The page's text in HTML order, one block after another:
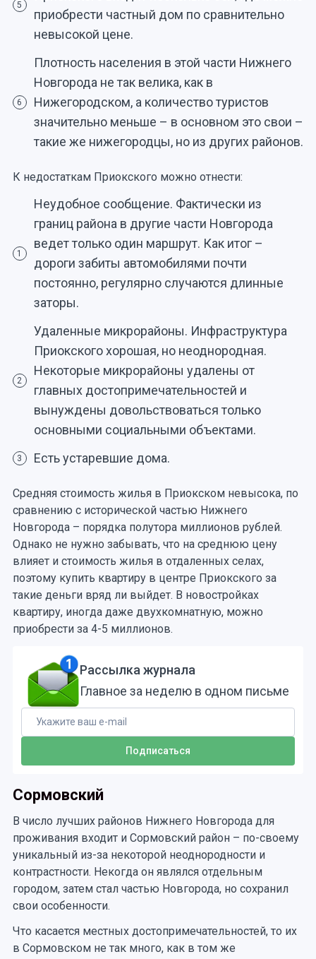
5
приобрести частный дом по сравнительно
невысокой цене.
6
Плотность населения в этой части Нижнего
Новгорода не так велика, как в
Нижегородском, а количество туристов
значительно меньше – в основном это свои –
такие же нижегородцы, но из других районов.
К недостаткам Приокского можно отнести:
1
Неудобное сообщение. Фактически из
границ района в другие части Новгорода
ведет только один маршрут. Как итог –
дороги забиты автомобилями почти
постоянно, регулярно случаются длинные
заторы.
2
Удаленные микрорайоны. Инфраструктура
Приокского хорошая, но неоднородная.
Некоторые микрорайоны удалены от
главных достопримечательностей и
вынуждены довольствоваться только
основными социальными объектами.
3 Есть устаревшие дома.
Средняя стоимость жилья в Приокском невысока, по
сравнению с исторической частью Нижнего
Новгорода – порядка полутора миллионов рублей.
Однако не нужно забывать, что на среднюю цену
влияет и стоимость жилья в отдаленных селах,
поэтому купить квартиру в центре Приокского за
такие деньги вряд ли выйдет. В новостройках
квартиру, иногда даже двухкомнатную, можно
приобрести за 4-5 миллионов.
Рассылка журнала
Главное за неделю в одном письме
Сормовский
В число лучших районов Нижнего Новгорода для
проживания входит и Сормовский район – по-своему
уникальный из-за некоторой неоднородности и
контрастности. Некогда он являлся отдельным
городом, затем стал частью Новгорода, но сохранил
свои особенности.
Что касается местных достопримечательностей, то их
в Сормовском не так много, как в том же